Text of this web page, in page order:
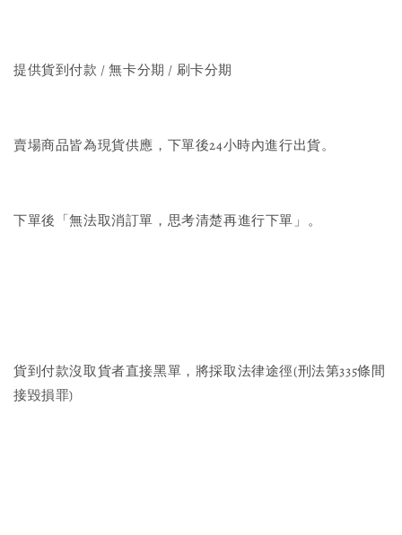
提供貨到付款 / 無卡分期 / 刷卡分期
賣場商品皆為現貨供應，下單後24小時內進行出貨。
下單後「無法取消訂單，思考清楚再進行下單」。
貨到付款沒取貨者直接黑單，將採取法律途徑(刑法第335條間
接毀損罪)